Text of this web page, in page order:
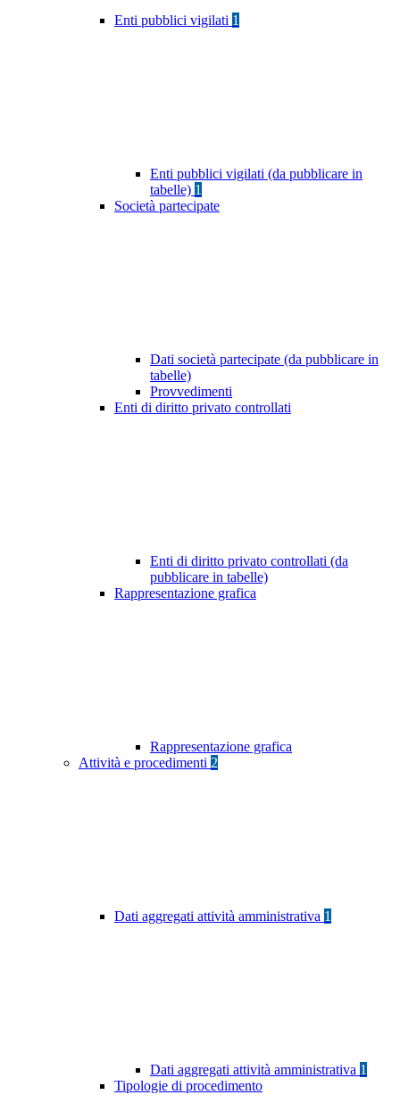
Enti pubblici vigilati 1
Enti pubblici vigilati (da pubblicare in
tabelle) 1
Società partecipate
Dati società partecipate (da pubblicare in
tabelle)
Provvedimenti
Enti di diritto privato controllati
Enti di diritto privato controllati (da
pubblicare in tabelle)
Rappresentazione grafica
Rappresentazione grafica
Attività e procedimenti 2
Dati aggregati attività amministrativa 1
Dati aggregati attività amministrativa 1
Tipologie di procedimento